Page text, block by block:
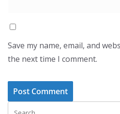
Save my name, email, and
the next time I comment.